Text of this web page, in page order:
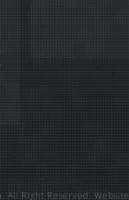
All Right Reserved. Website